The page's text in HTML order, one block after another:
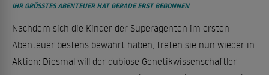
IHR GRÖSSTES ABENTEUER HAT GERADE ERST BEGONNEN
Nachdem sich die Kinder der Superagenten im ersten
Abenteuer bestens bewährt haben, treten sie nun wieder in
Aktion: Diesmal will der dubiose Genetikwissenschaftler